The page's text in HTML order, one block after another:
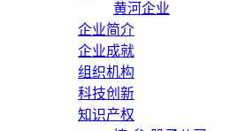
黄河企业
企业简介
企业成就
组织机构
科技创新
知识产权